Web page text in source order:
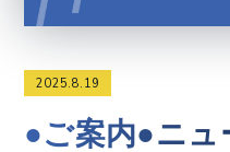
2025.8.19
●ご案内●ニュ